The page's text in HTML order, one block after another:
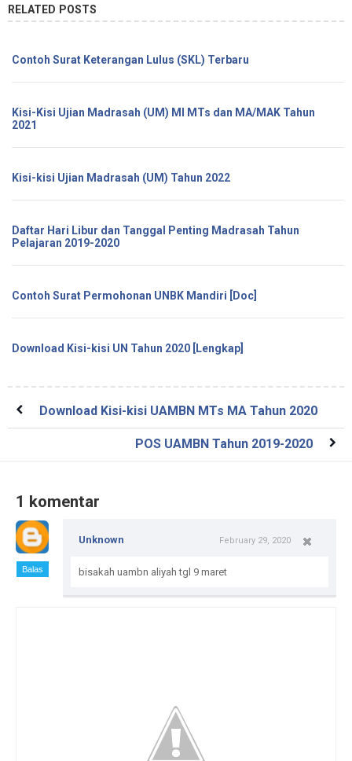
RELATED POSTS
Contoh Surat Keterangan Lulus (SKL) Terbaru
Kisi-Kisi Ujian Madrasah (UM) MI MTs dan MA/MAK Tahun
2021
Kisi-kisi Ujian Madrasah (UM) Tahun 2022
Daftar Hari Libur dan Tanggal Penting Madrasah Tahun
Pelajaran 2019-2020
Contoh Surat Permohonan UNBK Mandiri [Doc]
Download Kisi-kisi UN Tahun 2020 [Lengkap]
Download Kisi-kisi UAMBN MTs MA Tahun 2020
POS UAMBN Tahun 2019-2020
1 komentar
Balas
Unknown February 29, 2020
bisakah uambn aliyah tgl 9 maret